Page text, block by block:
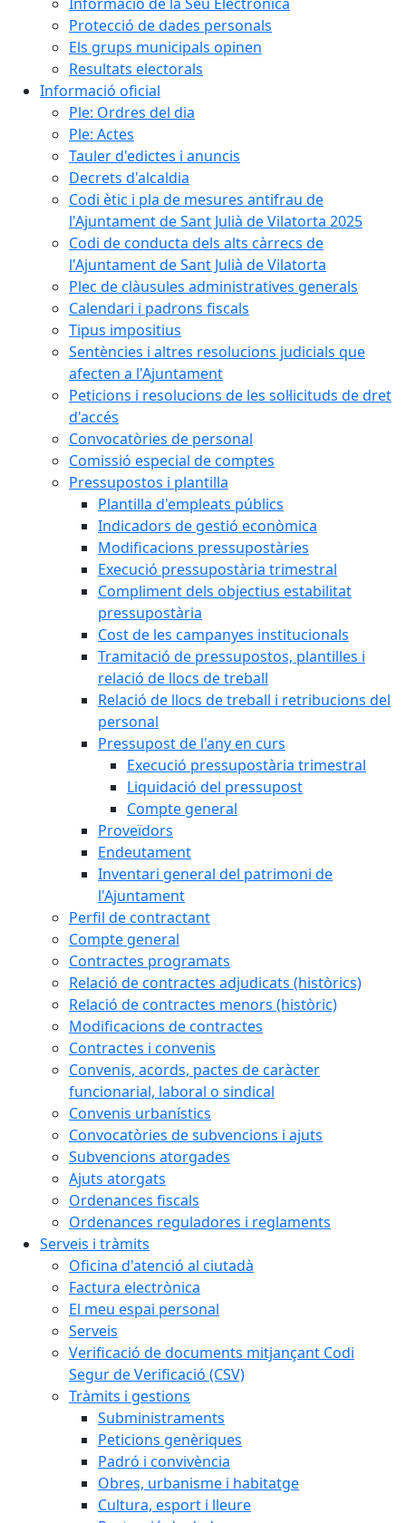
Protecció de dades personals
Els grups municipals opinen
Resultats electorals
Informació oficial
Ple: Ordres del dia
Ple: Actes
Tauler d'edictes i anuncis
Decrets d'alcaldia
Codi ètic i pla de mesures antifrau de
l'Ajuntament de Sant Julià de Vilatorta 2025
Codi de conducta dels alts càrrecs de
l'Ajuntament de Sant Julià de Vilatorta
Plec de clàusules administratives generals
Calendari i padrons fiscals
Tipus impositius
Sentències i altres resolucions judicials que
afecten a l'Ajuntament
Peticions i resolucions de les sol·licituds de dret
d'accés
Convocatòries de personal
Comissió especial de comptes
Pressupostos i plantilla
Plantilla d'empleats públics
Indicadors de gestió econòmica
Modificacions pressupostàries
Execució pressupostària trimestral
Compliment dels objectius estabilitat
pressupostària
Cost de les campanyes institucionals
Tramitació de pressupostos, plantilles i
relació de llocs de treball
Relació de llocs de treball i retribucions del
personal
Pressupost de l'any en curs
Execució pressupostària trimestral
Liquidació del pressupost
Compte general
Proveïdors
Endeutament
Inventari general del patrimoni de
l'Ajuntament
Perfil de contractant
Compte general
Contractes programats
Relació de contractes adjudicats (històrics)
Relació de contractes menors (històric)
Modificacions de contractes
Contractes i convenis
Convenis, acords, pactes de caràcter
funcionarial, laboral o sindical
Convenis urbanístics
Convocatòries de subvencions i ajuts
Subvencions atorgades
Ajuts atorgats
Ordenances fiscals
Ordenances reguladores i reglaments
Serveis i tràmits
Oficina d'atenció al ciutadà
Factura electrònica
El meu espai personal
Serveis
Verificació de documents mitjançant Codi
Segur de Verificació (CSV)
Tràmits i gestions
Subministraments
Peticions genèriques
Padró i convivència
Obres, urbanisme i habitatge
Cultura, esport i lleure